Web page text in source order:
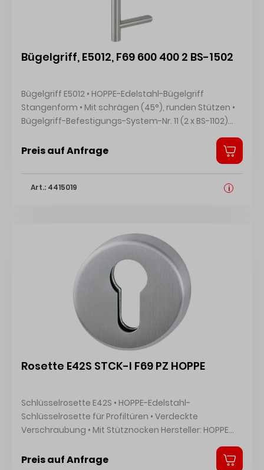
Bügelgriff, E5012, F69 600 400 2 BS-1502
Bügelgriff E5012 • HOPPE-Edelstahl-Bügelgriff
Stangenform • Mit schrägen (45°), runden Stützen •
Bügelgriff-Befestigungs-System-Nr. 11 (2 x BS-1102)
Hersteller: HOPPE AG, Am Plausdorfer Tor 13, 35260
Stadtallendorf, DE, +4964289320, info@hoppe.com
Preis auf Anfrage
Art.: 4415019 i
Rosette E42S STCK-I F69 PZ HOPPE
Schlüsselrosette E42S • HOPPE-Edelstahl-
Schlüsselrosette für Profiltüren • Verdeckte
Verschraubung • Mit Stütznocken Hersteller: HOPPE
AG, Am Plausdorfer Tor 13, 35260 Stadtallendorf, DE,
+4964289320, info@hoppe.com
Preis auf Anfrage